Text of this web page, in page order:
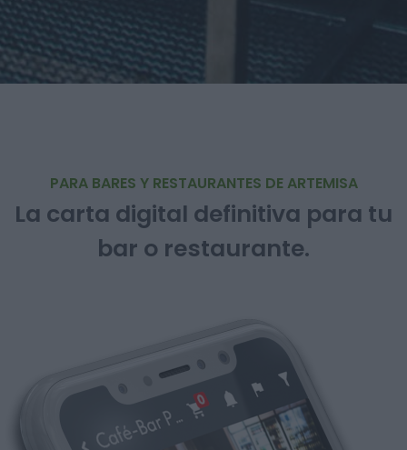
PARA BARES Y RESTAURANTES DE ARTEMISA
La carta digital definitiva para tu
bar o restaurante.